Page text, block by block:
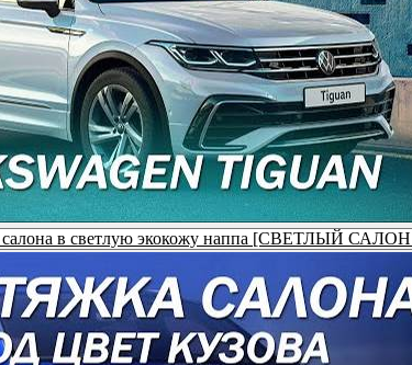
салона в светлую экокожу наппа [СВЕТЛЫЙ